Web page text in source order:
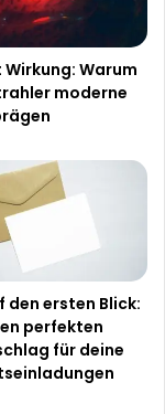
Warum
moderne
den ersten Blick:
perfekten
für deine